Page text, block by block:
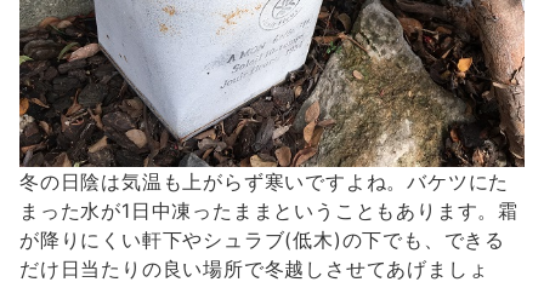
冬の日陰は気温も上がらず寒いですよね。バケツにた
まった水が1日中凍ったままということもあります。霜
が降りにくい軒下やシュラブ(低木)の下でも、できる
だけ日当たりの良い場所で冬越しさせてあげましょ